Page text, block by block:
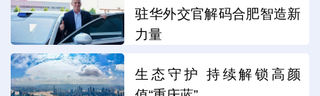
驻华外交官解码合肥智造新
力量
生态守护 持续解锁高颜